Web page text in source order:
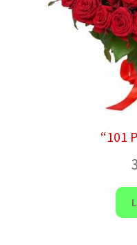
“101